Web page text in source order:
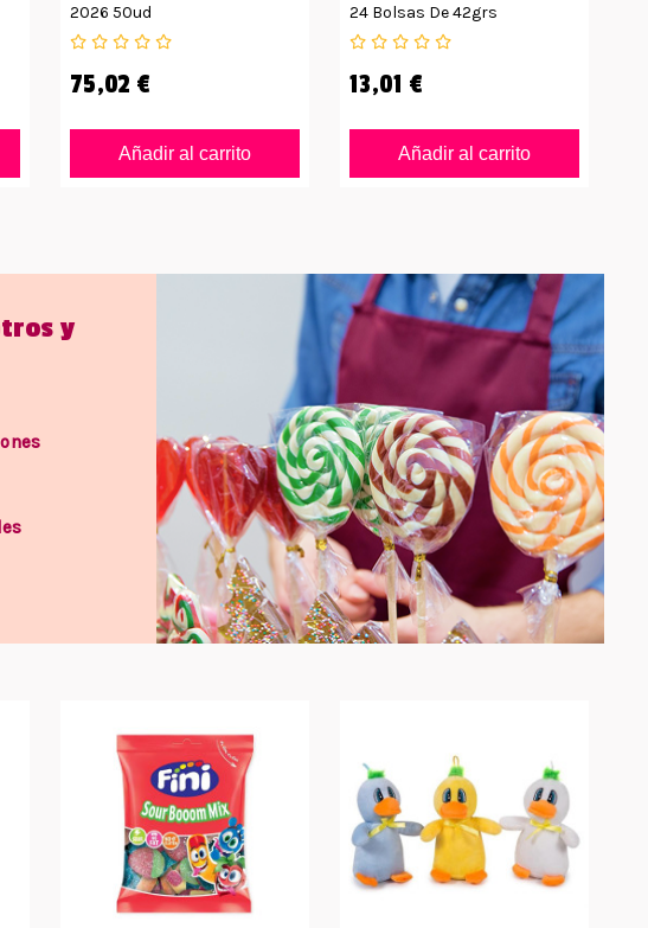
2026 50ud
75,02 €
Añadir al carrito
24 Bolsas De 42grs
13,01 €
Añadir al carrito
y